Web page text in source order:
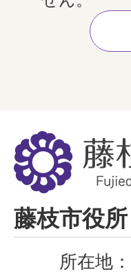
藤
枝
市
Fujieda
City
藤枝市役所
所在地：